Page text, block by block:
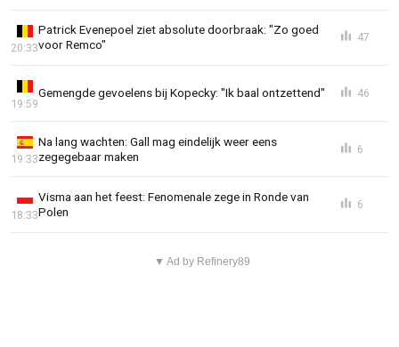
Patrick Evenepoel ziet absolute doorbraak: "Zo goed
voor Remco"
20:33
47
Gemengde gevoelens bij Kopecky: "Ik baal ontzettend"
19:59
46
Na lang wachten: Gall mag eindelijk weer eens
zegegebaar maken
19:33
6
Visma aan het feest: Fenomenale zege in Ronde van
Polen
18:33
6
▼ Ad by Refinery89